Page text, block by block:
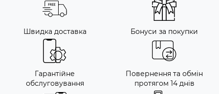
Швидка доставка Бонуси за покупки
Гарантійне
обслуговування
Повернення та обмін
протягом 14 днів